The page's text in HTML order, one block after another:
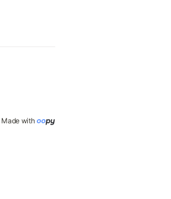
Made with